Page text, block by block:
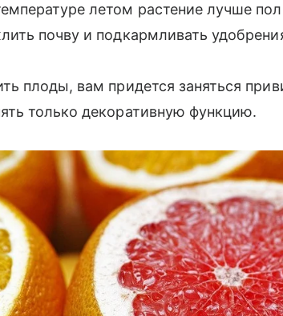
летом растение лучше
почву и подкармливать
плоды, вам придется заняться
только декоративную функцию.